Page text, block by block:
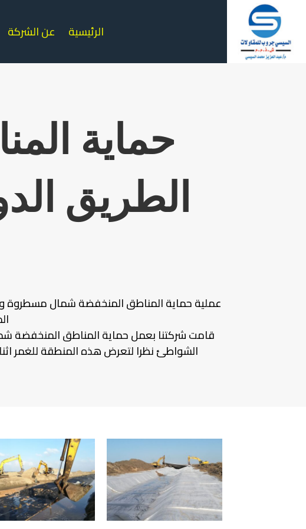
الرئيسية عن الشركة
حماية
الطريق
عملية حماية المناطق المنخفضة شمال مسطروة
قامت شركتنا بعمل حماية المناطق المنخفضة
الشواطئ نظرا لتعرض هذه المنطقة للغمر